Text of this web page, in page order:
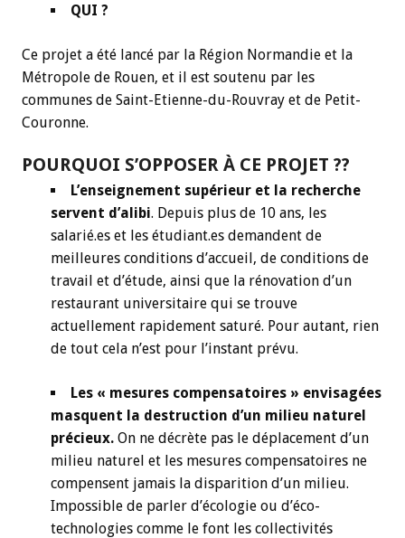
QUI ?
Ce projet a été lancé par la Région Normandie et la
Métropole de Rouen, et il est soutenu par les
communes de Saint-Etienne-du-Rouvray et de Petit-
Couronne.
POURQUOI S’OPPOSER À CE PROJET ??
L’enseignement supérieur et la recherche
servent d’alibi. Depuis plus de 10 ans, les
salarié.es et les étudiant.es demandent de
meilleures conditions d’accueil, de conditions de
travail et d’étude, ainsi que la rénovation d’un
restaurant universitaire qui se trouve
actuellement rapidement saturé. Pour autant, rien
de tout cela n’est pour l’instant prévu.
Les « mesures compensatoires » envisagées
masquent la destruction d’un milieu naturel
précieux. On ne décrète pas le déplacement d’un
milieu naturel et les mesures compensatoires ne
compensent jamais la disparition d’un milieu.
Impossible de parler d’écologie ou d’éco-
technologies comme le font les collectivités